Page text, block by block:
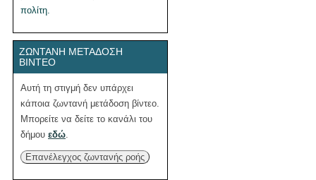
πολίτη.
ΖΩΝΤΑΝΉ ΜΕΤΆΔΟΣΗ
ΒΊΝΤΕΟ
Αυτή τη στιγμή δεν υπάρχει
κάποια ζωντανή μετάδοση βίντεο.
Μπορείτε να δείτε το κανάλι του
δήμου εδώ
Επανέλεγχος ζωντανής ροής